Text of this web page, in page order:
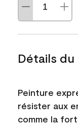
Détails
Peinture
résister aux
comme la